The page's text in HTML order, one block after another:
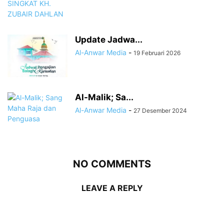
Update Jadwa...
Al-Anwar Media - 19 Februari 2026
Al-Malik; Sa...
Al-Anwar Media - 27 Desember 2024
NO COMMENTS
LEAVE A REPLY